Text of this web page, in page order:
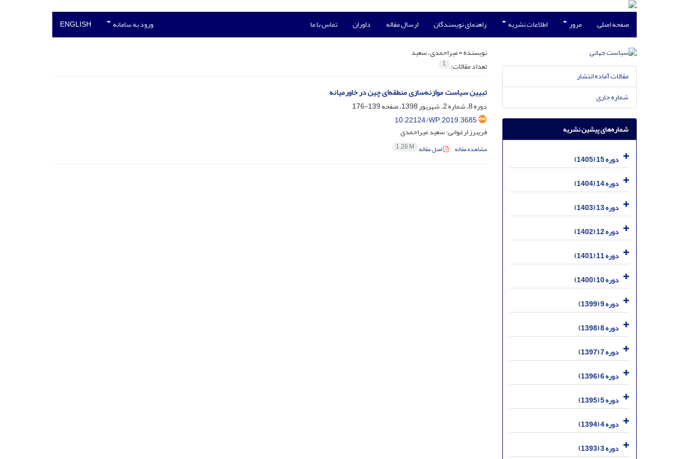
صفحه اصلی مرور اطلاعات نشریه راهنمای نویسندگان ارسال مقاله داوران تماس با ما ورود به سامانه ENGLISH
نویسنده =میراحمدی، سعید
تعداد مقالات: 1
تبیین سیاست موازنه‌سازی منطقه‌ای چین در خاورمیانه
دوره 8، شماره 2، شهریور 1398، صفحه
139-176
10.22124/WP.2019.3685
فریبرز ارغوانی؛ سعید میراحمدی
مشاهده مقاله اصل مقاله 1.26 M
مقالات آماده انتشار
شماره جاری
شماره‌های پیشین نشریه
دوره 15 (1405)
دوره 14 (1404)
دوره 13 (1403)
دوره 12 (1402)
دوره 11 (1401)
دوره 10 (1400)
دوره 9 (1399)
دوره 8 (1398)
دوره 7 (1397)
دوره 6 (1396)
دوره 5 (1395)
دوره 4 (1394)
دوره 3 (1393)